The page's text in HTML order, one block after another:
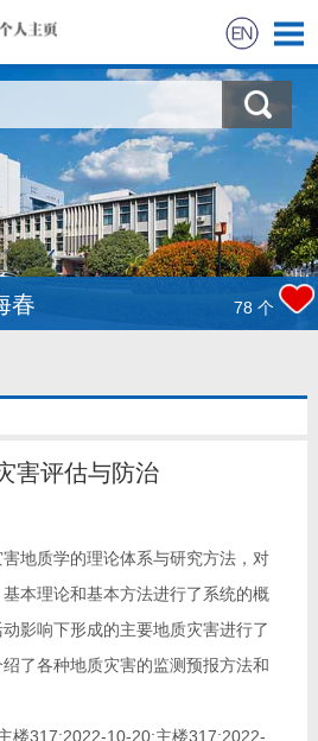
春 78 个
害评估与防治
地质学的理论体系与研究方法，对
本理论和基本方法进行了系统的概
影响下形成的主要地质灾害进行了
了各种地质灾害的监测预报方法和
楼317;2022-10-20:主楼317;2022-